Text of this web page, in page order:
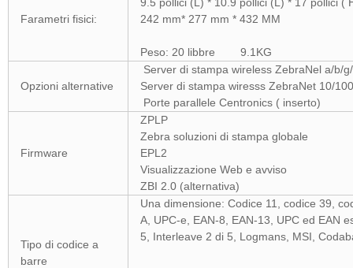
Farametri fisici:
242 mm* 277 mm * 432 MM
Peso: 20 libbre 9.1KG
Opzioni alternative
Server di stampa wireless ZebraNel a/b/
Server di stampa wiresss ZebraNet 10/
Porte parallele Centronics ( inserto)
Firmware
ZPLP
Zebra soluzioni di stampa globale
EPL2
Visualizzazione Web e avviso
ZBI 2.0 (alternativa)
Tipo di codice a
barre
Una dimensione: Codice 11, codice 39,
A, UPC-e, EAN-8, EAN-13, UPC ed EAN
5, Interleave 2 di 5, Logmans, MSI,